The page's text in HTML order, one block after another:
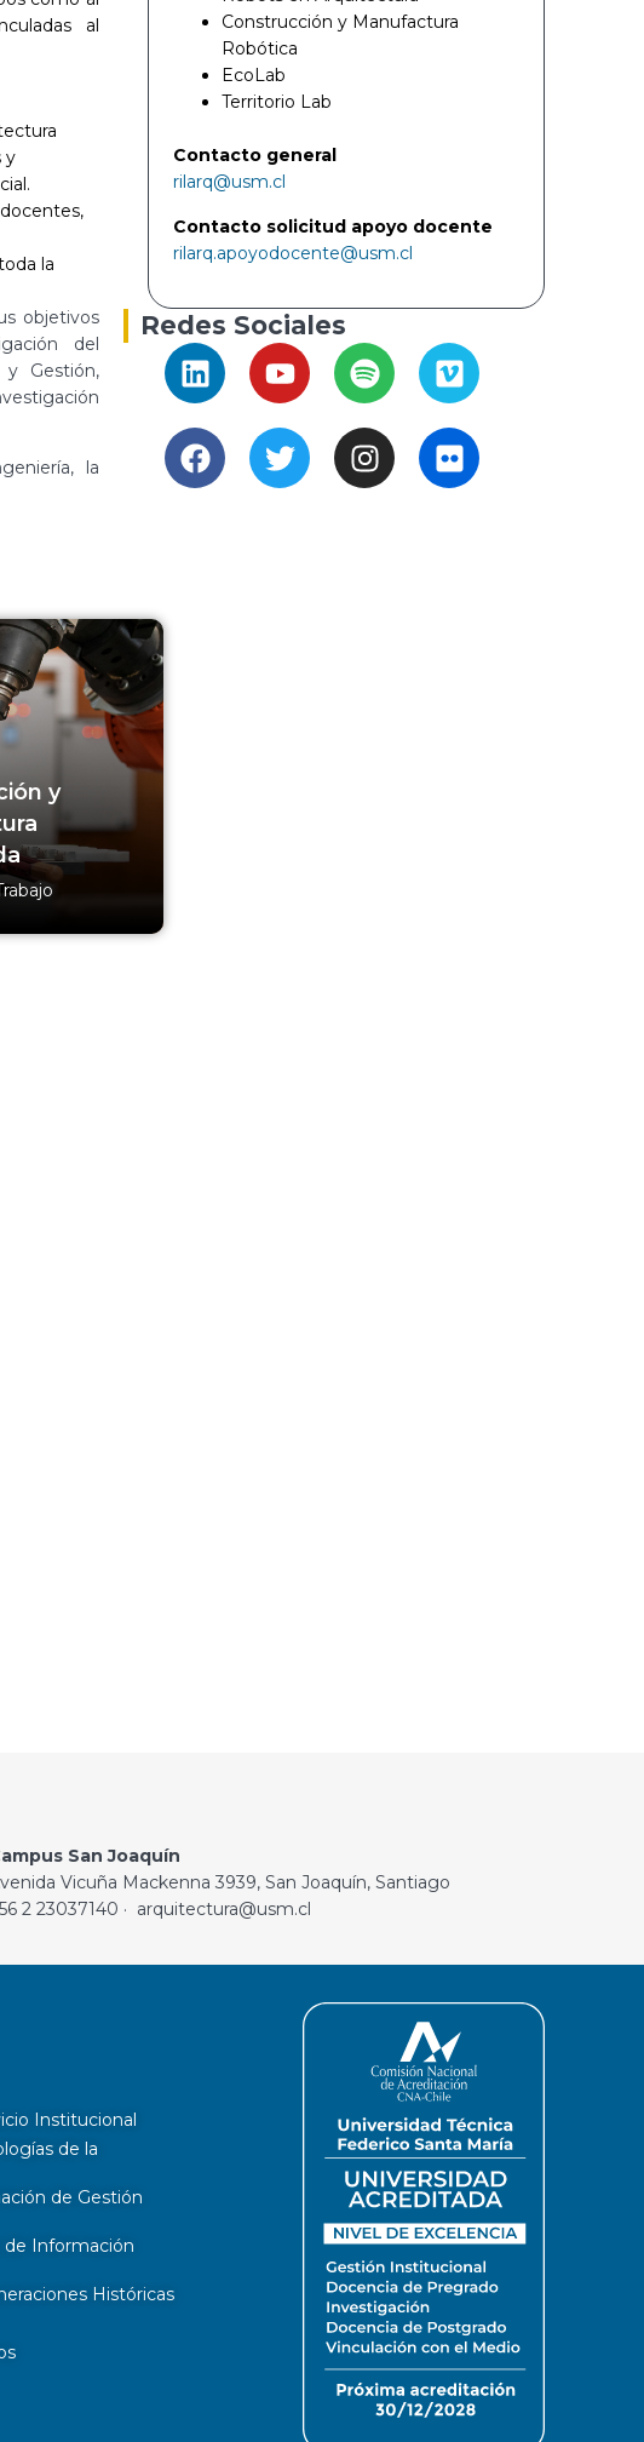
al
y
la
objetivos
del
Gestión,
la
Construcción y Manufactura
Robótica
EcoLab
Territorio Lab
Contacto general
rilarq@usm.cl
Contacto solicitud apoyo docente
rilarq.apoyodocente@usm.cl
Redes Sociales
y
San Joaquín
Vicuña Mackenna 3939, San Joaquín, Santiago
2 23037140 · arquitectura@usm.cl
Institucional
de la
de Gestión
Información
Históricas